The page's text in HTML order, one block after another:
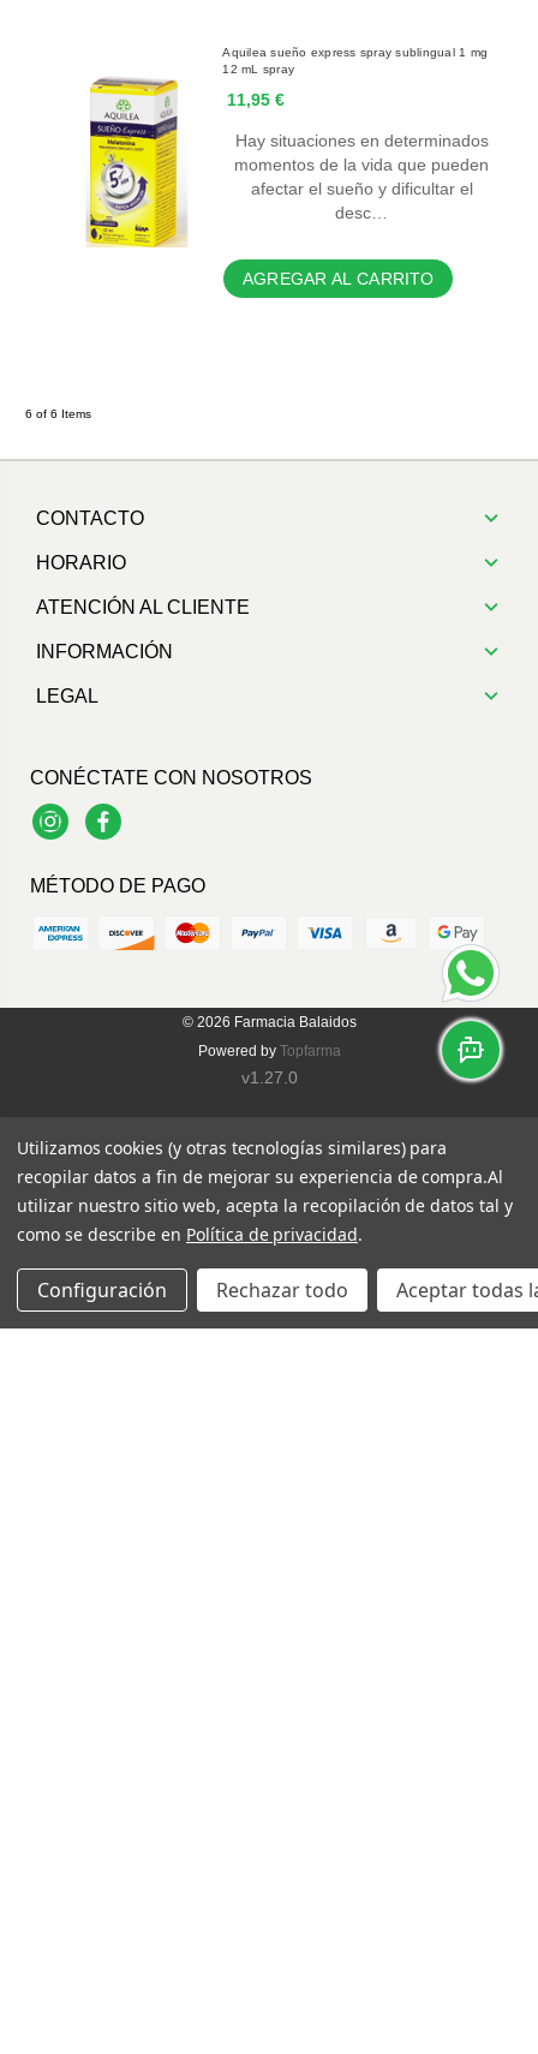
Aquilea sueño express spray sublingual 1 mg
12 mL spray
11,95 €
Hay situaciones en determinados
momentos de la vida que pueden
afectar el sueño y dificultar el
desc…
AGREGAR AL CARRITO
6 of 6 Items
CONTACTO
HORARIO
ATENCIÓN AL CLIENTE
INFORMACIÓN
LEGAL
CONÉCTATE CON NOSOTROS
InstagramFacebook
MÉTODO DE PAGO
© 2026 Farmacia Balaidos
Powered by Topfarma
v1.27.0
Utilizamos cookies (y otras tecnologías similares) para
recopilar datos a fin de mejorar su experiencia de compra.Al
utilizar nuestro sitio web, acepta la recopilación de datos tal y
como se describe en Política de privacidad.
Configuración Rechazar todo Aceptar todas